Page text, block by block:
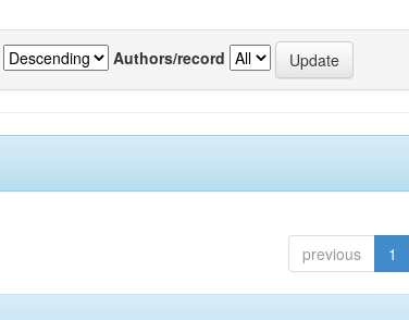
Authors/record
previous 1